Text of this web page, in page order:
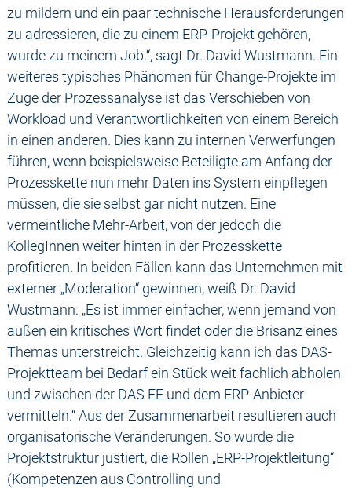
zu mildern und ein paar technische Herausforderungen
zu adressieren, die zu einem ERP-Projekt gehören,
wurde zu meinem Job.“, sagt Dr. David Wustmann. Ein
weiteres typisches Phänomen für Change-Projekte im
Zuge der Prozessanalyse ist das Verschieben von
Workload und Verantwortlichkeiten von einem Bereich
in einen anderen. Dies kann zu internen Verwerfungen
führen, wenn beispielsweise Beteiligte am Anfang der
Prozesskette nun mehr Daten ins System einpflegen
müssen, die sie selbst gar nicht nutzen. Eine
vermeintliche Mehr-Arbeit, von der jedoch die
KollegInnen weiter hinten in der Prozesskette
profitieren. In beiden Fällen kann das Unternehmen mit
externer „Moderation“ gewinnen, weiß Dr. David
Wustmann: „Es ist immer einfacher, wenn jemand von
außen ein kritisches Wort findet oder die Brisanz eines
Themas unterstreicht. Gleichzeitig kann ich das DAS-
Projektteam bei Bedarf ein Stück weit fachlich abholen
und zwischen der DAS EE und dem ERP-Anbieter
vermitteln.“ Aus der Zusammenarbeit resultieren auch
organisatorische Veränderungen. So wurde die
Projektstruktur justiert, die Rollen „ERP-Projektleitung“
(Kompetenzen aus Controlling und